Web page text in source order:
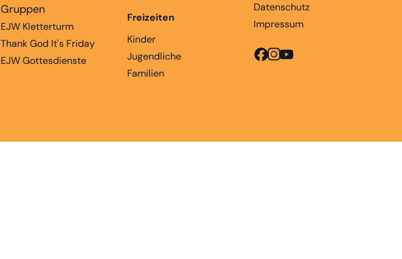
Gruppen
EJW Kletterturm
Thank God It's Friday
EJW Gottesdienste
Freizeiten
Kinder
Jugendliche
Familien
Datenschutz
Impressum